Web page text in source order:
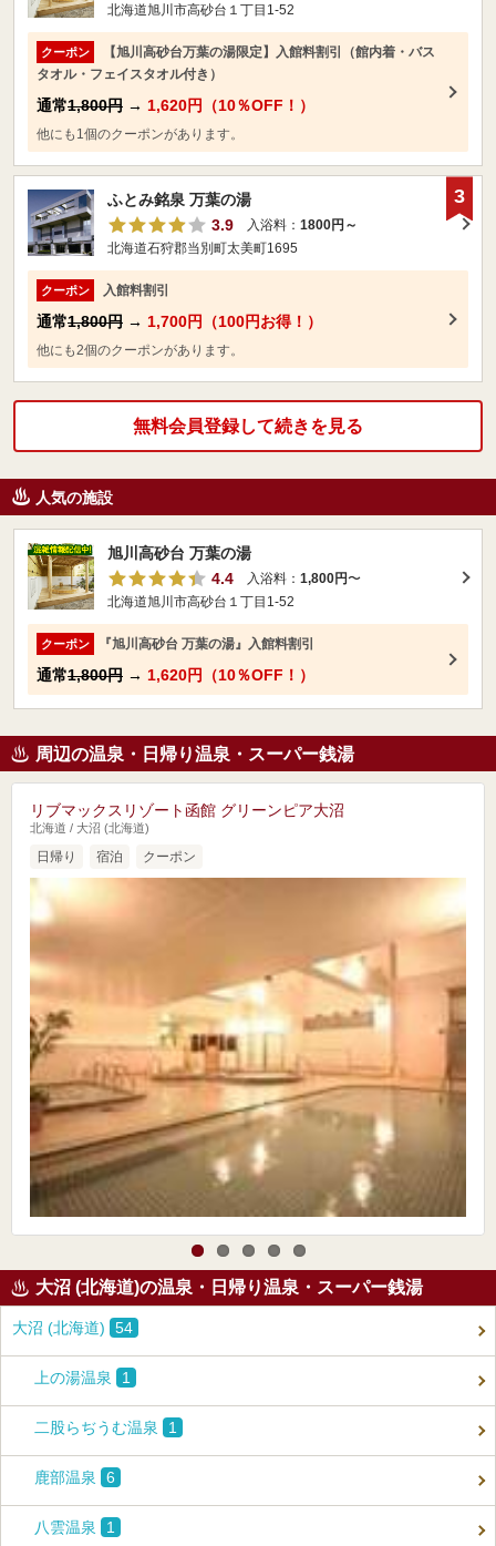
北海道旭川市高砂台１丁目1-52
クーポン
【旭川高砂台万葉の湯限定】入館料割引（館内着・バス
タオル・フェイスタオル付き）
通常1,800円 → 1,620円（10％OFF！）
他にも1個のクーポンがあります。
ふとみ銘泉 万葉の湯
3.9
入浴料： 1800円～
北海道石狩郡当別町太美町1695
クーポン 入館料割引
通常1,800円 → 1,700円（100円お得！）
他にも2個のクーポンがあります。
3
無料会員登録して続きを見る
人気の施設
旭川高砂台 万葉の湯
4.4
入浴料： 1,800円〜
北海道旭川市高砂台１丁目1-52
クーポン 『旭川高砂台 万葉の湯』入館料割引
通常1,800円 → 1,620円（10％OFF！）
周辺の温泉・日帰り温泉・スーパー銭湯
リブマックスリゾート函館 グリーンピア大沼
北海道 / 大沼 (北海道)
日帰り 宿泊 クーポン
大沼 (北海道)の温泉・日帰り温泉・スーパー銭湯
大沼 (北海道) 54
上の湯温泉 1
二股らぢうむ温泉 1
鹿部温泉 6
八雲温泉 1